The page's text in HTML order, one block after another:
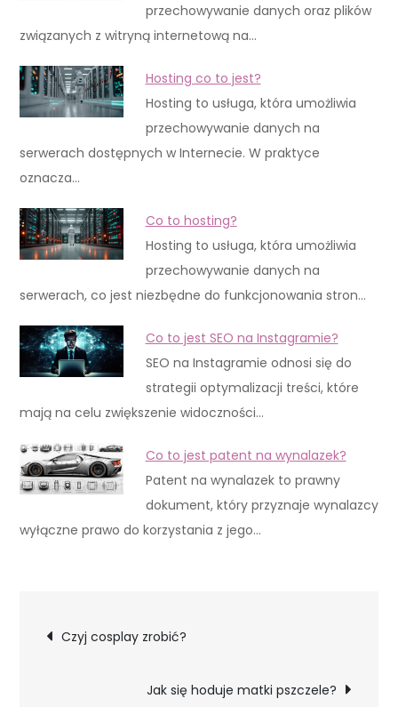
przechowywanie danych oraz plików
związanych z witryną internetową na…
Hosting co to jest?
Hosting to usługa, która umożliwia
przechowywanie danych na
serwerach dostępnych w Internecie. W praktyce
oznacza…
Co to hosting?
Hosting to usługa, która umożliwia
przechowywanie danych na
serwerach, co jest niezbędne do funkcjonowania stron…
Co to jest SEO na Instagramie?
SEO na Instagramie odnosi się do
strategii optymalizacji treści, które
mają na celu zwiększenie widoczności…
Co to jest patent na wynalazek?
Patent na wynalazek to prawny
dokument, który przyznaje wynalazcy
wyłączne prawo do korzystania z jego…
Nawigacja
wpisu
Czyj cosplay zrobić?
Jak się hoduje matki pszczele?